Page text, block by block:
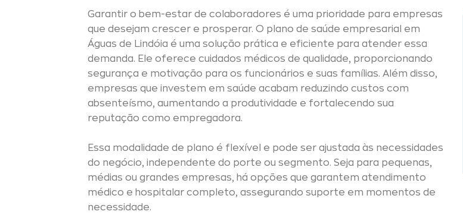
Garantir o bem-estar de colaboradores é uma prioridade para empresas
que desejam crescer e prosperar. O plano de saúde empresarial em
Águas de Lindóia é uma solução prática e eficiente para atender essa
demanda. Ele oferece cuidados médicos de qualidade, proporcionando
segurança e motivação para os funcionários e suas famílias. Além disso,
empresas que investem em saúde acabam reduzindo custos com
absenteísmo, aumentando a produtividade e fortalecendo sua
reputação como empregadora.
Essa modalidade de plano é flexível e pode ser ajustada às necessidades
do negócio, independente do porte ou segmento. Seja para pequenas,
médias ou grandes empresas, há opções que garantem atendimento
médico e hospitalar completo, assegurando suporte em momentos de
necessidade.